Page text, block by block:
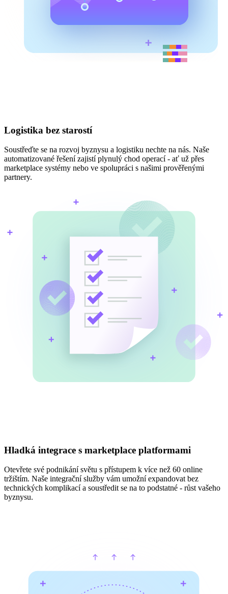
Logistika bez starostí
Soustřeďte se na rozvoj byznysu a logistiku nechte na nás. Naše
automatizované řešení zajistí plynulý chod operací - ať už přes
marketplace systémy nebo ve spolupráci s našimi prověřenými
partnery.
Hladká integrace s marketplace platformami
Otevřete své podnikání světu s přístupem k více než 60 online
tržištím. Naše integrační služby vám umožní expandovat bez
technických komplikací a soustředit se na to podstatné - růst vašeho
byznysu.